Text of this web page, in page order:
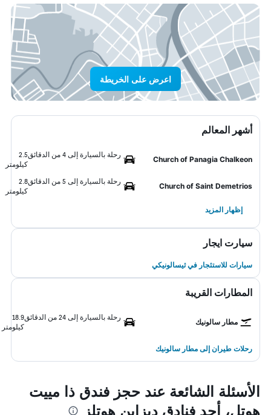
اعرض على الخريطة
أشهر المعالم
Church of Panagia Chalkeon
رحلة بالسيارة إلى 4 من الدقائق
2.5
كيلومتر
Church of Saint Demetrios
رحلة بالسيارة إلى 5 من الدقائق
2.8
كيلومتر
إظهار المزيد
سيارت ايجار
سيارات للاستئجار في ثيسالونيكي
المطارات القريبة
مطار سالونيك
رحلة بالسيارة إلى 24 من الدقائق
18.9
كيلومتر
رحلات طيران إلى مطار سالونيك
الأسئلة الشائعة عند حجز فندق ذا مييت
هوتل، أحد فنادق ديزاين هوتلز